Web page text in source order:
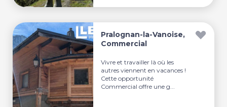
Pralognan-la-Vanoise,
Commercial
Vivre et travailler là où les
autres viennent en vacances !
Cette opportunité
Commercial offre une g...